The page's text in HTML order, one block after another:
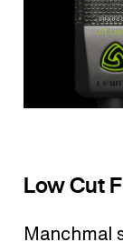
Low Cut
Manchmal